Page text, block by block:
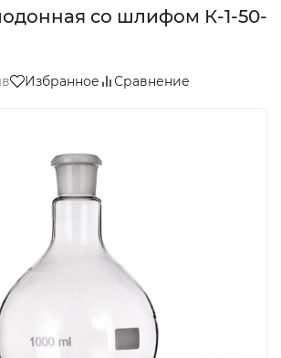
со шлифом К-1-50-
Избранное Сравнение